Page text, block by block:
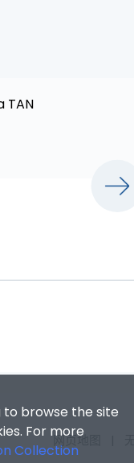
TAN
to browse the site
For more
Collection
网页地图